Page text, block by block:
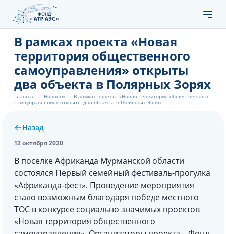
В рамках проекта «Новая
территория общественного
самоуправления» открыты
два объекта в Полярных Зорях
Главная Новости
В рамках проекта «Новая территория общественного
самоуправления» открыты два объекта в Полярных Зорях
Назад
12 октября 2020
В поселке Африканда Мурманской области
состоялся Первый семейный фестиваль-прогулка
«Африканда-фест». Проведение мероприятия
стало возможным благодаря победе местного
ТОС в конкурсе социально значимых проектов
«Новая территория общественного